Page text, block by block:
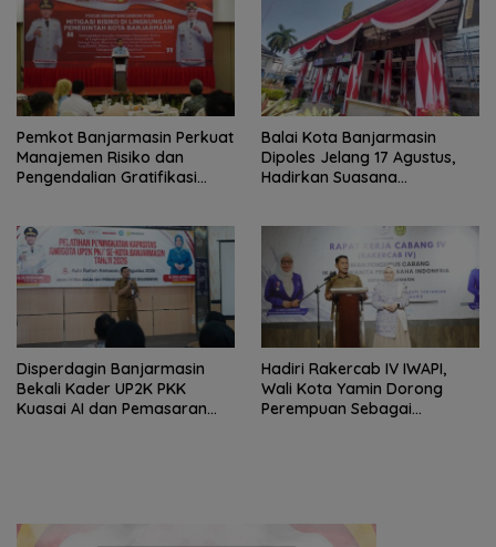
Pemkot Banjarmasin Perkuat
Manajemen Risiko dan
Pengendalian Gratifikasi
Balai Kota Banjarmasin
Dipoles Jelang 17 Agustus,
Hadirkan Suasana
Disperdagin Banjarmasin
Bekali Kader UP2K PKK
Kuasai AI dan Pemasaran
Hadiri Rakercab IV IWAPI,
Wali Kota Yamin Dorong
Perempuan Sebagai